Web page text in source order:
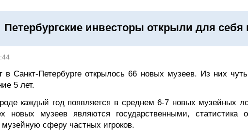
Петербургские инвесторы открыли для себя
в Санкт-Петербурге открылось 66 новых музеев. Из них
5 лет.
каждый год появляется в среднем 6-7 новых музейных
новых музеев являются государственными, статистика
сферу частных игроков.